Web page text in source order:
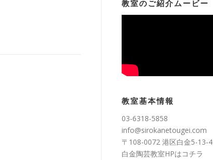
教室のご紹介ムービー
教室基本情報
03-6318-5858
info@sirokanetougei.com
〒108-0072 港区白金5-13-4
白金陶芸教室HPはコチラ